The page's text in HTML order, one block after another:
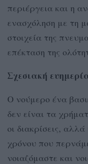
περιέργεια και η
ενασχόληση με τη
στοιχεία της
επέκταση της
Σχεσιακή
Ο νούμερο ένα
δεν είναι τα
οι διακρίσεις,
χρόνου που
νοιαζόμαστε και